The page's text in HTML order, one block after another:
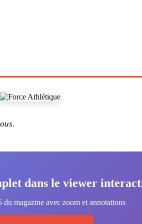
dans le viewer
du magazine avec zoom et annotations